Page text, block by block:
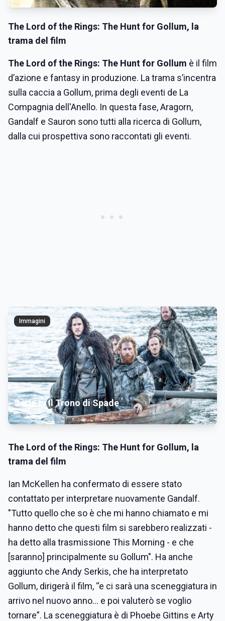
The Lord of the Rings: The Hunt for Gollum, la
trama del film
The Lord of the Rings: The Hunt for Gollum è il film
d’azione e fantasy in produzione. La trama s’incentra
sulla caccia a Gollum, prima degli eventi de La
Compagnia dell'Anello. In questa fase, Aragorn,
Gandalf e Sauron sono tutti alla ricerca di Gollum,
dalla cui prospettiva sono raccontati gli eventi.
Immagini
Serie tv Il Trono di Spade
The Lord of the Rings: The Hunt for Gollum, la
trama del film
Ian McKellen ha confermato di essere stato
contattato per interpretare nuovamente Gandalf.
"Tutto quello che so è che mi hanno chiamato e mi
hanno detto che questi film si sarebbero realizzati -
ha detto alla trasmissione This Morning - e che
[saranno] principalmente su Gollum". Ha anche
aggiunto che Andy Serkis, che ha interpretato
Gollum, dirigerà il film, “e ci sarà una sceneggiatura in
arrivo nel nuovo anno... e poi valuterò se voglio
tornare”. La sceneggiatura è di Phoebe Gittins e Arty